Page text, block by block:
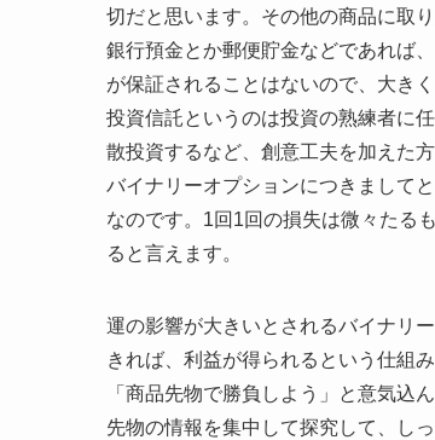
切だと思います。その他の商品に取
銀行預金とか郵便貯金などであれば
が保証されることはないので、大き
投資信託というのは投資の熟練者に
散投資するなど、創意工夫を加えた
バイナリーオプションにつきまして
なのです。1回1回の損失は微々たる
ると言えます。
運の影響が大きいとされるバイナリ
きれば、利益が得られるという仕組み
「商品先物で勝負しよう」と意気込
先物の情報を集中して探究して、し